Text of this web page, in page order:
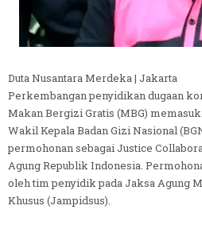
Duta Nusantara Merdeka | Jakarta
Perkembangan penyidikan dugaan
Makan Bergizi Gratis (MBG)
Wakil Kepala Badan Gizi Nasional
permohonan sebagai Justice
Agung Republik Indonesia.
oleh tim penyidik pada Jaksa Agung
Khusus (Jampidsus).